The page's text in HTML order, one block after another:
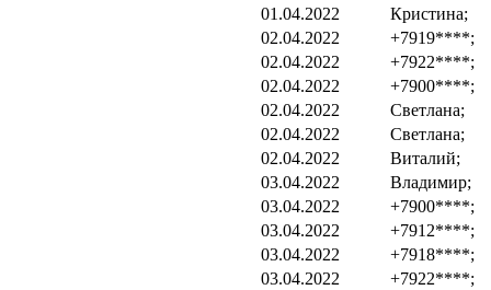
01.04.2022
Кристина;
02.04.2022
+7919****;
02.04.2022
+7922****;
02.04.2022
+7900****;
02.04.2022
Светлана;
02.04.2022
Светлана;
02.04.2022
Виталий;
03.04.2022
Владимир;
03.04.2022
+7900****;
03.04.2022
+7912****;
03.04.2022
+7918****;
03.04.2022
+7922****;